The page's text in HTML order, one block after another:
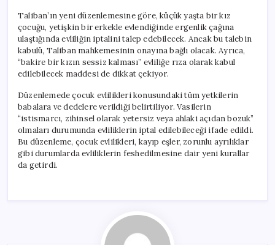
Taliban’ın yeni düzenlemesine göre, küçük yaşta bir kız
çocuğu, yetişkin bir erkekle evlendiğinde ergenlik çağına
ulaştığında evliliğin iptalini talep edebilecek. Ancak bu talebin
kabulü, Taliban mahkemesinin onayına bağlı olacak. Ayrıca,
“bakire bir kızın sessiz kalması” evliliğe rıza olarak kabul
edilebilecek maddesi de dikkat çekiyor.
Düzenlemede çocuk evlilikleri konusundaki tüm yetkilerin
babalara ve dedelere verildiği belirtiliyor. Vasilerin
“istismarcı, zihinsel olarak yetersiz veya ahlaki açıdan bozuk”
olmaları durumunda evliliklerin iptal edilebileceği ifade edildi.
Bu düzenleme, çocuk evlilikleri, kayıp eşler, zorunlu ayrılıklar
gibi durumlarda evliliklerin feshedilmesine dair yeni kurallar
da getirdi.